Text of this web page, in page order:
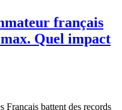
français
Quel impact
Français battent des records